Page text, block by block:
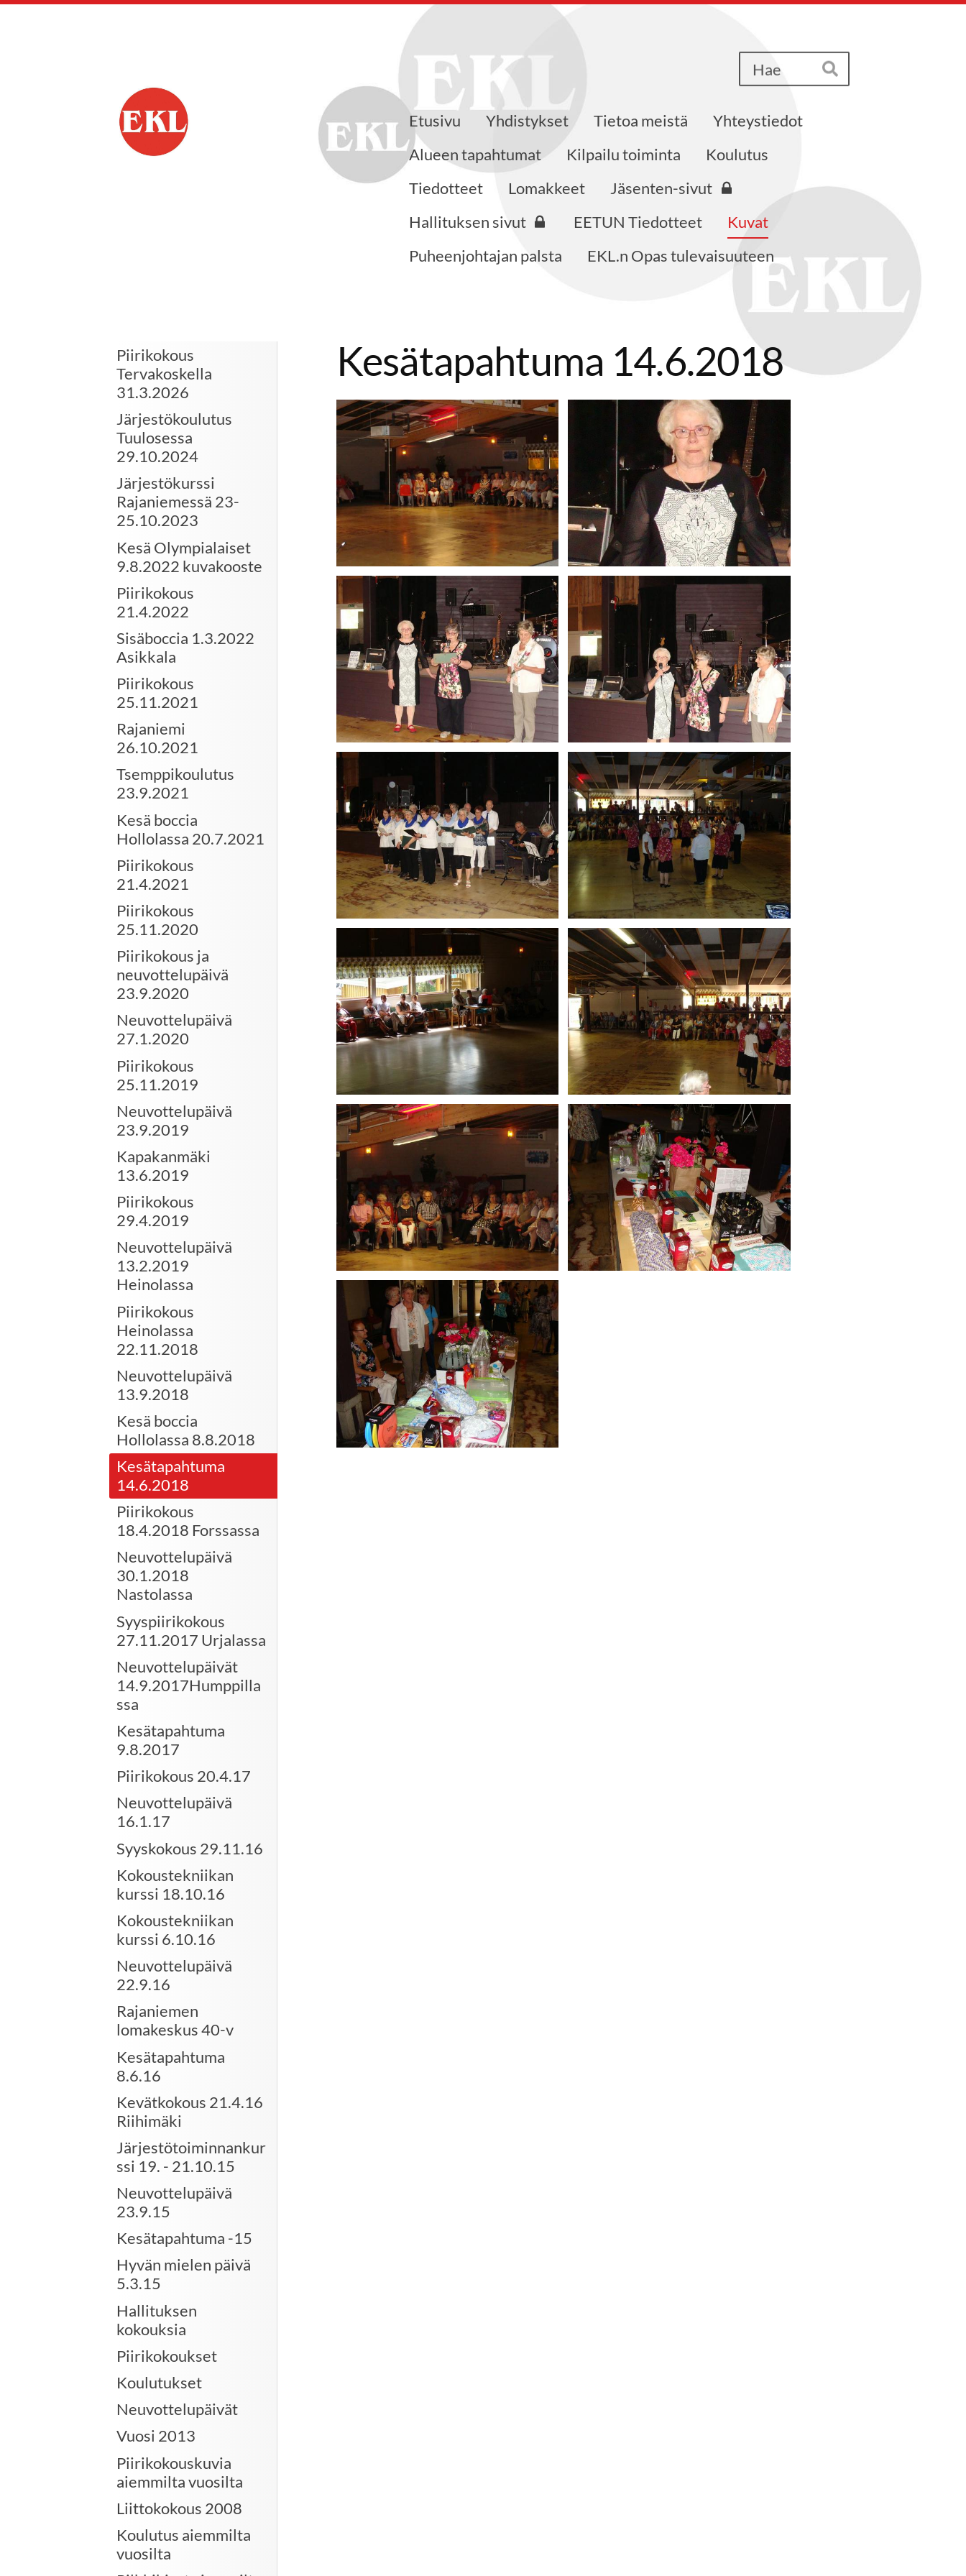
Hae
EKL:n Hämeen Piiri ry Etusivu Yhdistykset Tietoa meistä
Yhteystiedot
Alueen tapahtumat
Kilpailu toiminta
Koulutus
Tiedotteet
Lomakkeet
Jäsenten-sivut
Hallituksen sivut
EETUN Tiedotteet
Kuvat
Puheenjohtajan palsta
EKL.n Opas tulevaisuuteen
Piirikokous
Tervakoskella
31.3.2026
Järjestökoulutus
Tuulosessa
29.10.2024
Järjestökurssi
Rajaniemessä 23-
25.10.2023
Kesä Olympialaiset
9.8.2022 kuvakooste
Piirikokous
21.4.2022
Sisäboccia 1.3.2022
Asikkala
Piirikokous
25.11.2021
Rajaniemi
26.10.2021
Tsemppikoulutus
23.9.2021
Kesä boccia
Hollolassa 20.7.2021
Piirikokous
21.4.2021
Piirikokous
25.11.2020
Piirikokous ja
neuvottelupäivä
23.9.2020
Neuvottelupäivä
27.1.2020
Piirikokous
25.11.2019
Neuvottelupäivä
23.9.2019
Kapakanmäki
13.6.2019
Piirikokous
29.4.2019
Neuvottelupäivä
13.2.2019
Heinolassa
Piirikokous
Heinolassa
22.11.2018
Neuvottelupäivä
13.9.2018
Kesä boccia
Hollolassa 8.8.2018
Kesätapahtuma
14.6.2018
Piirikokous
18.4.2018 Forssassa
Neuvottelupäivä
30.1.2018
Nastolassa
Syyspiirikokous
27.11.2017 Urjalassa
Neuvottelupäivät
14.9.2017Humppilla
ssa
Kesätapahtuma
9.8.2017
Piirikokous 20.4.17
Neuvottelupäivä
16.1.17
Syyskokous 29.11.16
Kokoustekniikan
kurssi 18.10.16
Kokoustekniikan
kurssi 6.10.16
Neuvottelupäivä
22.9.16
Rajaniemen
lomakeskus 40-v
Kesätapahtuma
8.6.16
Kevätkokous 21.4.16
Riihimäki
Järjestötoiminnankur
ssi 19. - 21.10.15
Neuvottelupäivä
23.9.15
Kesätapahtuma -15
Hyvän mielen päivä
5.3.15
Hallituksen
kokouksia
Piirikokoukset
Koulutukset
Neuvottelupäivät
Vuosi 2013
Piirikokouskuvia
aiemmilta vuosilta
Liittokokous 2008
Koulutus aiemmilta
vuosilta
Kesätapahtuma 14.6.2018